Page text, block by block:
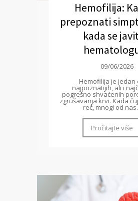
Hemofilija:
prepoznati
kada se
09/06/2026
Hemofilija je jedan
najpoznatijih, ali i
pogrešno shvaćenih
zgrušavanja krvi. Kada
reč, mnogi od
Pročitajte više